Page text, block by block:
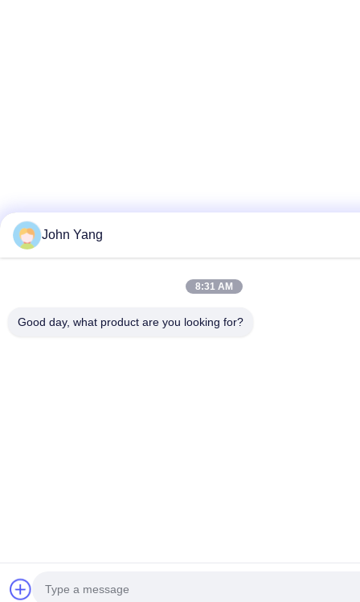
John Yang
8:31 AM
Good day, what product are you looking for?